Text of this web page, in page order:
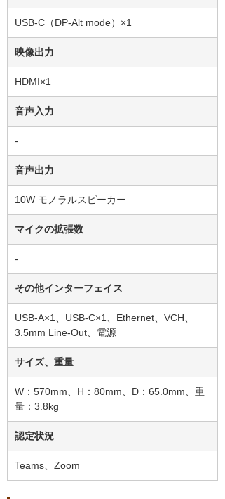
USB-C（DP-Alt mode）×1
映像出力
HDMI×1
音声入力
-
音声出力
10W モノラルスピーカー
マイクの拡張数
-
その他インターフェイス
USB-A×1、USB-C×1、Ethernet、VCH、
3.5mm Line-Out、電源
サイズ、重量
W：570mm、H：80mm、D：65.0mm、重
量：3.8kg
認定状況
Teams、Zoom